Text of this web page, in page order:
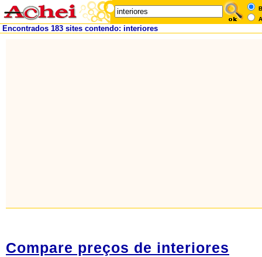
Encontrados 183 sites contendo: interiores
Compare preços de interiores